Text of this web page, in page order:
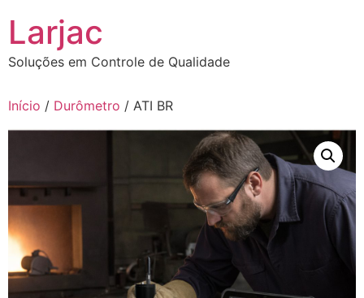
conteúdo
Larjac
Soluções em Controle de Qualidade
Início / Durômetro / ATI BR